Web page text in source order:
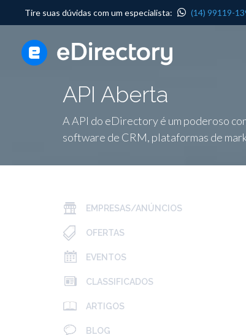
Tire suas dúvidas com um especialista: (14) 99119-
API Aberta
A API do eDirectory é um poderoso
software de CRM, plataformas de
EMPRESAS/ANÚNCIOS
OFERTAS
EVENTOS
CLASSIFICADOS
ARTIGOS
BLOG